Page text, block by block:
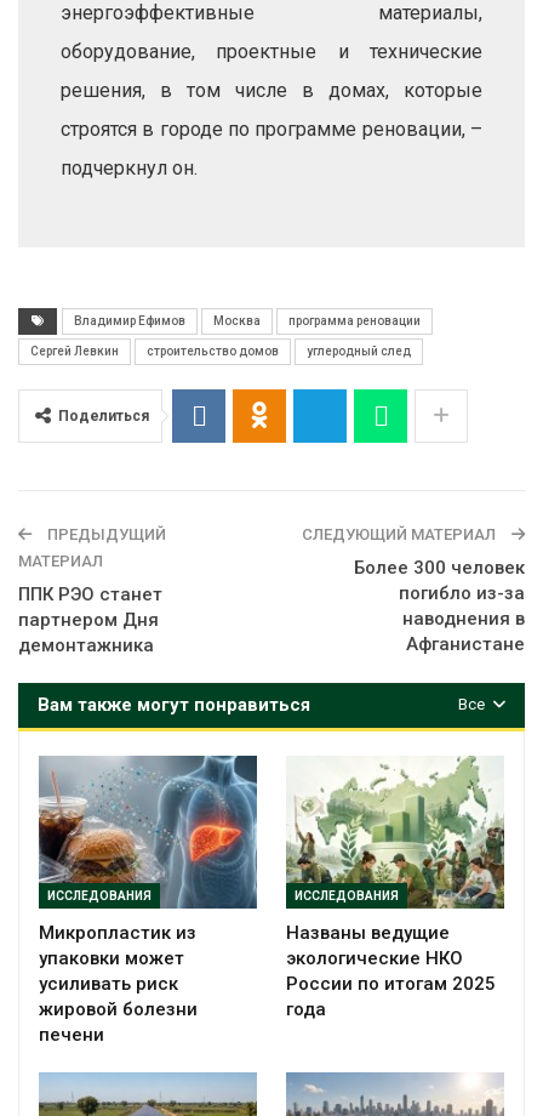
энергоэффективные материалы,
оборудование, проектные и технические
решения, в том числе в домах, которые
строятся в городе по программе реновации, –
подчеркнул он.
Владимир Ефимов Москва программа реновации
Сергей Левкин строительство домов углеродный след
Поделиться
ПРЕДЫДУЩИЙ
МАТЕРИАЛ
ППК РЭО станет
партнером Дня
демонтажника
СЛЕДУЮЩИЙ МАТЕРИАЛ
Более 300 человек
погибло из-за
наводнения в
Афганистане
Все
Вам также могут понравиться
ИССЛЕДОВАНИЯ
Микропластик из
упаковки может
усиливать риск
жировой болезни
печени
ИССЛЕДОВАНИЯ
Названы ведущие
экологические НКО
России по итогам 2025
года